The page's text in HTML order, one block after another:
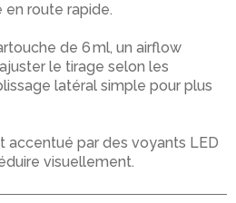
route rapide.
de 6 ml, un airflow
le tirage selon les
latéral simple pour plus
accentué par des voyants LED
visuellement.